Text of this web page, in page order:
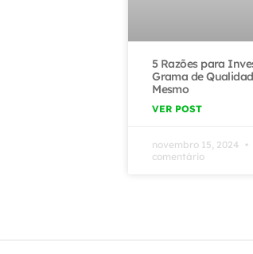
5 Razões para
Grama de
Mesmo
VER POST
novembro 15, 2024
comentário